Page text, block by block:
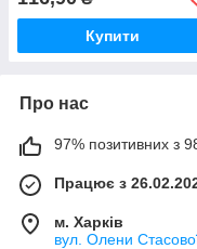
Купити
Про нас
97% позитивних з 98
Працює з
м. Харків
вул. Олени